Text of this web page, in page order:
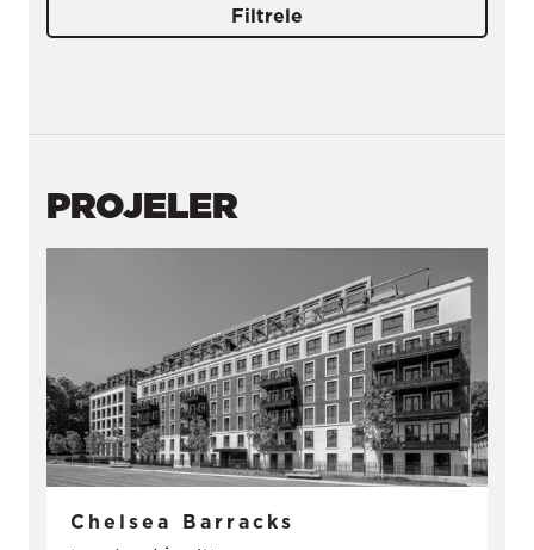
Filtrele
PROJELER
Chelsea Barracks